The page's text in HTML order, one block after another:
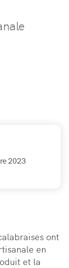
2023
ont
en
et la